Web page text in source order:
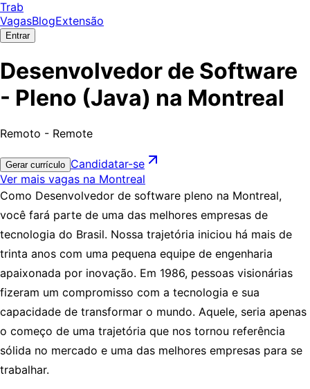
Trab
VagasBlogExtensão
Entrar
Desenvolvedor de Software
- Pleno (Java) na Montreal
Remoto - Remote
Gerar currículo Candidatar-se
Ver mais vagas na Montreal
Como Desenvolvedor de software pleno na Montreal,
você fará parte de uma das melhores empresas de
tecnologia do Brasil. Nossa trajetória iniciou há mais de
trinta anos com uma pequena equipe de engenharia
apaixonada por inovação. Em 1986, pessoas visionárias
fizeram um compromisso com a tecnologia e sua
capacidade de transformar o mundo. Aquele, seria apenas
o começo de uma trajetória que nos tornou referência
sólida no mercado e uma das melhores empresas para se
trabalhar.